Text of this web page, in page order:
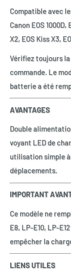
Compatible avec
Canon EOS 1000D,
X2, EOS Kiss X3,
Vérifiez toujours
commande. Le
batterie a été
AVANTAGES
Double
voyant LED de
utilisation simple
déplacements.
IMPORTANT
Ce modèle ne
E8, LP-E10, LP-
empêcher la
LIENS UTILES